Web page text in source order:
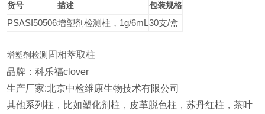
货号
描述 包装规格
PSASI50506增塑剂检测柱， 1g/6mL30支/盒
增塑剂检测 固相萃取柱
品牌：科乐福clover
生产厂家:北京中检维康生物技术有限公司
其他系列柱，比如塑化剂柱，皮革脱色柱，苏丹红柱，茶叶